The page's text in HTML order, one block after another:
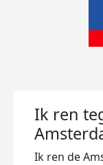
Ik ren
Ik ren de